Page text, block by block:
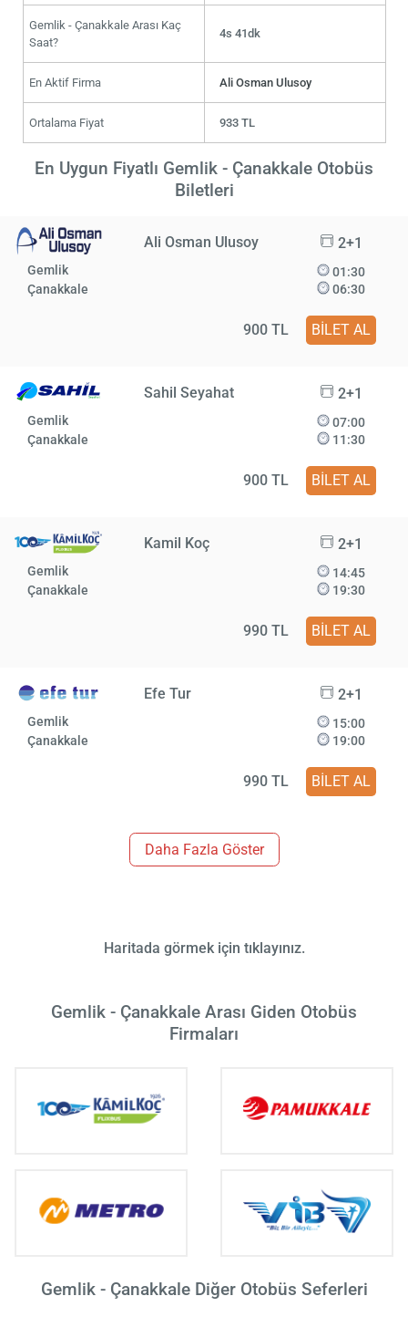
Gemlik - Çanakkale Arası Kaç
Saat?
4s 41dk
En Aktif Firma Ali Osman Ulusoy
Ortalama Fiyat 933 TL
En Uygun Fiyatlı Gemlik - Çanakkale Otobüs
Biletleri
Ali Osman Ulusoy 2+1
Gemlik
Çanakkale
01:30
06:30
900 TL BİLET AL
Sahil Seyahat 2+1
Gemlik
Çanakkale
07:00
11:30
900 TL BİLET AL
Kamil Koç 2+1
Gemlik
Çanakkale
14:45
19:30
990 TL BİLET AL
Efe Tur 2+1
Gemlik
Çanakkale
15:00
19:00
990 TL BİLET AL
Daha Fazla Göster
Haritada görmek için tıklayınız.
Gemlik - Çanakkale Arası Giden Otobüs
Firmaları
Gemlik - Çanakkale Diğer Otobüs Seferleri